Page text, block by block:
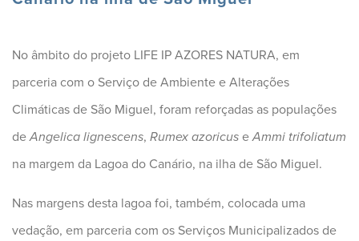
No âmbito do projeto LIFE IP AZORES NATURA, em
parceria com o Serviço de Ambiente e Alterações
Climáticas de São Miguel, foram reforçadas as populações
deAngelica lignescens, Rumex azoricus eAmmi trifoliatum
na margem da Lagoa do Canário, na ilha de São Miguel.
Nas margens desta lagoa foi, também, colocada uma
vedação, em parceria com os Serviços Municipalizados de